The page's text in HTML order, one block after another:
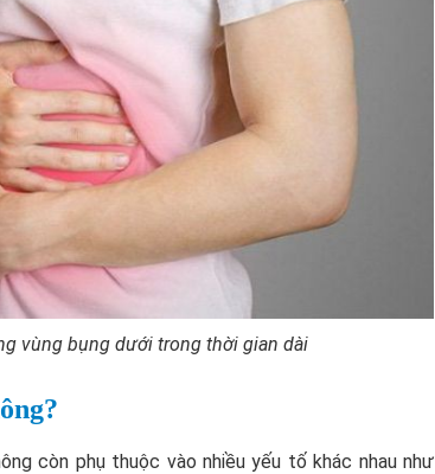
vùng bụng dưới trong thời gian dài
còn phụ thuộc vào nhiều yếu tố khác nhau như